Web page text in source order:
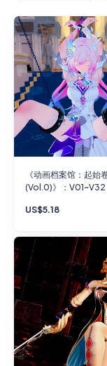
《动画档案馆：起始
(Vol.0)》：V01~V32
US$5.18